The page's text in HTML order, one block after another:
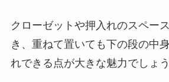
クローゼットや押入れのスペー
き、重ねて置いても下の段の中
れできる点が大きな魅力でしょう